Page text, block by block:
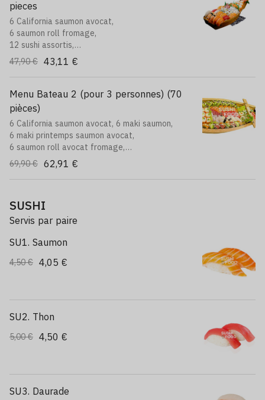
pieces
6 California saumon avocat,
6 saumon roll fromage,
12 sushi assortis,
16 sashimi assortis,
6 brochettes:
2 poulets, 2 boulettes, 2 boeuf au fromage
47,90 € 43,11 €
Menu Bateau 2 (pour 3 personnes) (70
pièces)
6 California saumon avocat, 6 maki saumon,
6 maki printemps saumon avocat,
6 saumon roll avocat fromage,
8 signature roll arc en ciel,
8 signature roll dragon,
18 sashimi assortis,
69,90 € 62,91 €
SUSHI
Servis par paire
SU1. Saumon
4,50 € 4,05 €
SU2. Thon
5,00 € 4,50 €
SU3. Daurade